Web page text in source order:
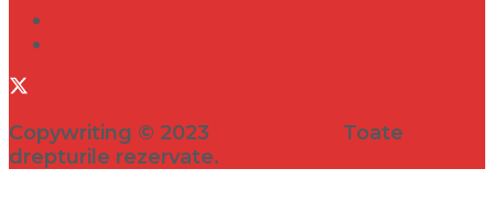
Copywriting © 2023
Toate
drepturile rezervate.